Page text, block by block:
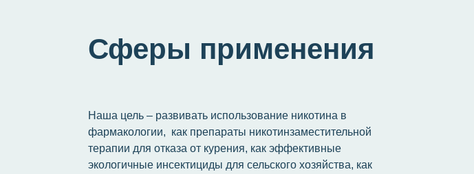
Сферы применения
Наша цель – развивать использование никотина в
фармакологии, как препараты никотинзаместительной
терапии для отказа от курения, как эффективные
экологичные инсектициды для сельского хозяйства, как